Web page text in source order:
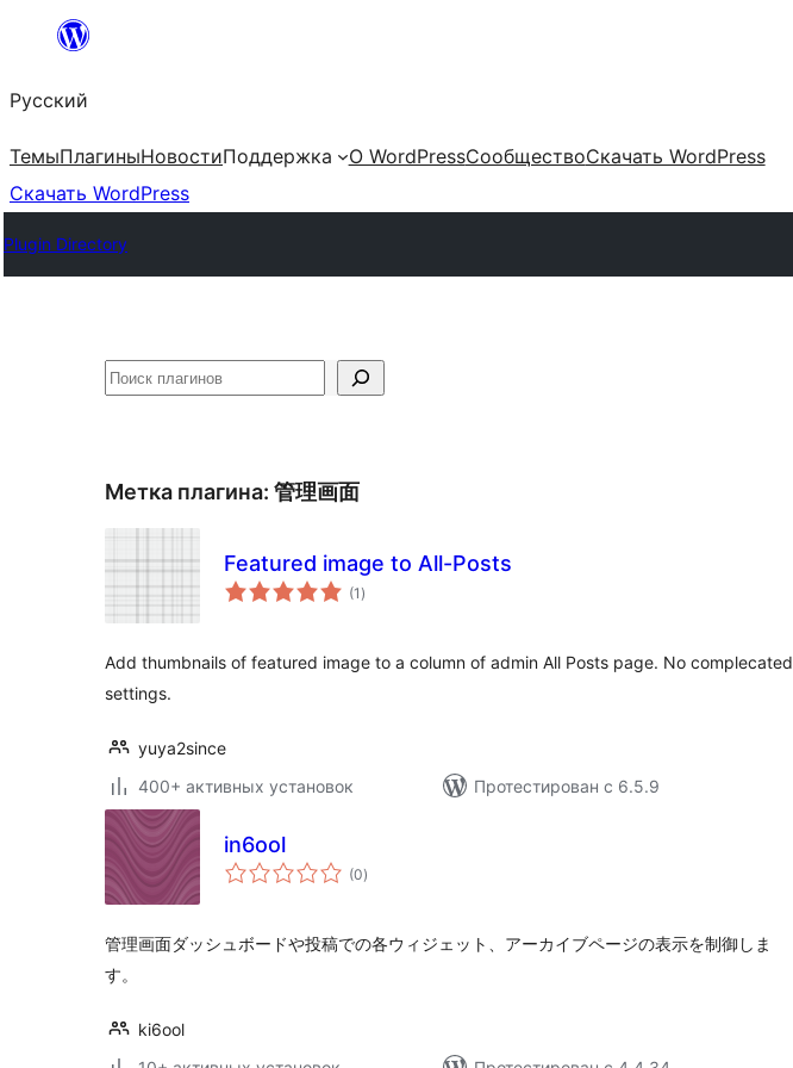
Перейти
содержимому
Русский
ТемыПлагиныНовостиПоддержка О WordPressСообществоСкачать WordPress
Скачать WordPress
Plugin Directory
Поиск
Метка плагина: 管理画面
Featured image to All-Posts
(1 общий
рейтинг
)
Add thumbnails of featured image to a column of admin All Posts page. No complecated
settings.
yuya2since
400+ активных установок
Протестирован с 6.5.9
in6ool
(0общий
рейтинг
)
管理画面ダッシュボードや投稿での各ウィジェット、アーカイブページの表示を制御しま
す。
ki6ool